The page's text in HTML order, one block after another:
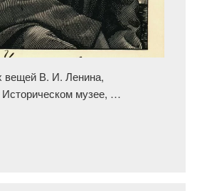
вещей В. И. Ленина,
музее, …